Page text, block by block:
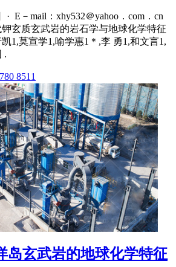
· E－mail：xhy532＠yahoo．com．cn
玄质玄武岩的岩石学与地球化学特征
1,莫宣学1,喻学惠1＊,李 勇1,和文言1,
.
8511
岛玄武岩的地球化学特征